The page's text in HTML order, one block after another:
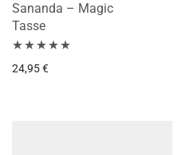
Sananda – Magic
Tasse
Bewertet mit
24,95€